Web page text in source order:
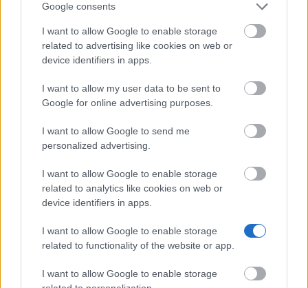
Google consents
I want to allow Google to enable storage
related to advertising like cookies on web or
device identifiers in apps.
I want to allow my user data to be sent to
Google for online advertising purposes.
I want to allow Google to send me
personalized advertising.
I want to allow Google to enable storage
related to analytics like cookies on web or
device identifiers in apps.
I want to allow Google to enable storage
related to functionality of the website or app.
I want to allow Google to enable storage
beneficiarán de una sesión de preparación
pedagógica, lingüística y cultural de tres días.
Requisitos
Los solicitantes elegibles deben ser residentes de
Deben estar buscando empleo y ser parte de una de
las organizaciones asociadas del proyecto, Pôle
Emploi internacional o una misión de Auvernia. Los
solicitantes sin experiencia en viajes extranjeros
tendrán prioridad. No hay ningún límite de edad para
participar.